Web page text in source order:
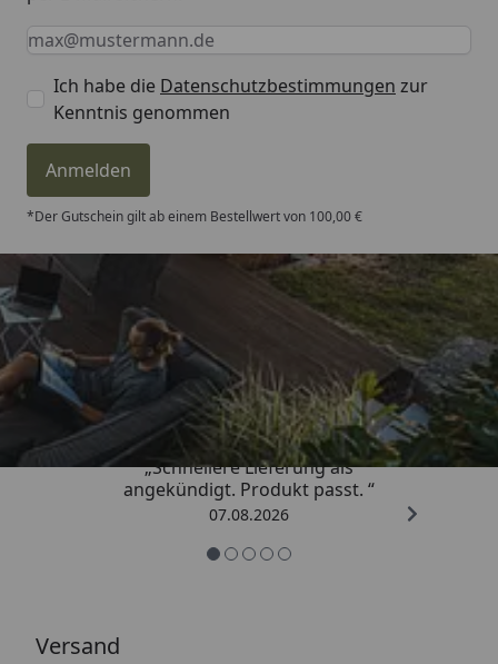
Keine Eingabe erforderlich
Eingabe erforderlich
E-Mail *
Ich habe die Datenschutzbestimmungen zur
Kenntnis genommen
Anmelden
*Der Gutschein gilt ab einem Bestellwert von 100,00 €
Trusted Shops
4,81/ 5
„Schnellere Lieferung als
angekündigt. Produkt passt. “
07.08.2026
Versand